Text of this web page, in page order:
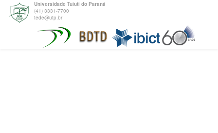
Universidade Tuiuti do Paraná
(41) 3331-7700
tede@utp.br